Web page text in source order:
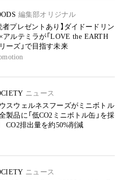
編集部オリジナル
者プレゼントあり】ダイドードリン
アルテミラが「LOVE the EARTH
ーズ」で目指す未来
ニュース
スウェルネスフーズがミニボトル
製品に「低CO2ミニボトル缶」を採
CO2排出量を約50%削減
ニュース